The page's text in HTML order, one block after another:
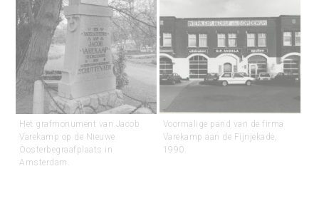
Het grafmonument van Jacob
Varekamp op de Nieuwe
Oosterbegraafplaats in
Amsterdam.
Voormalige pand van de firma
Varekamp aan de Fijnjekade,
1990.